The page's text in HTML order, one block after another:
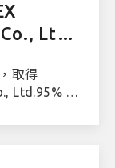
Ltd.
取得
Ltd.95% 股